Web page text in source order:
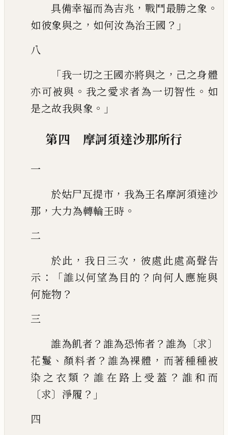
具備幸福而為吉兆 ， 戰鬥最勝之象 。
如彼象與之 ， 如何汝為治王國 ？」
八
「我一切之王國亦將與之 ， 己之身體
亦可被與 。 我之愛求者為一切智性 。 如
是之故我與象 。」
第四 摩訶須達沙那所行
一
於姑尸瓦提市 ， 我為王名摩訶須達沙
那 ， 大力為轉輪王時 。
二
於此 ， 我日三次 ， 彼處此處高聲告
示 ：「誰以何望為目的 ？ 向何人應施與
何施物 ？
三
誰為飢者 ？ 誰為恐怖者 ？ 誰為 〔求〕
花鬘 、 顏料者 ？誰為裸體 ， 而著種種被
染 之衣類 ？誰 在路上受蓋 ？ 誰和而
〔求〕 淨履 ？」
四